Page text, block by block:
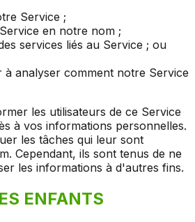
Service ;
en notre nom ;
services liés au Service ; ou
à analyser comment notre Service
les utilisateurs de ce Service
à vos informations personnelles.
les tâches qui leur sont
Cependant, ils sont tenus de ne
les informations à d'autres fins.
ENFANTS